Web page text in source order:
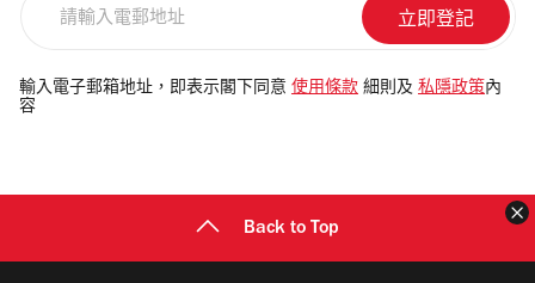
電
郵
輸入電子郵箱地址，即表示閣下同意 使用條款 細則及 私隱政策 內
容
Back to Top